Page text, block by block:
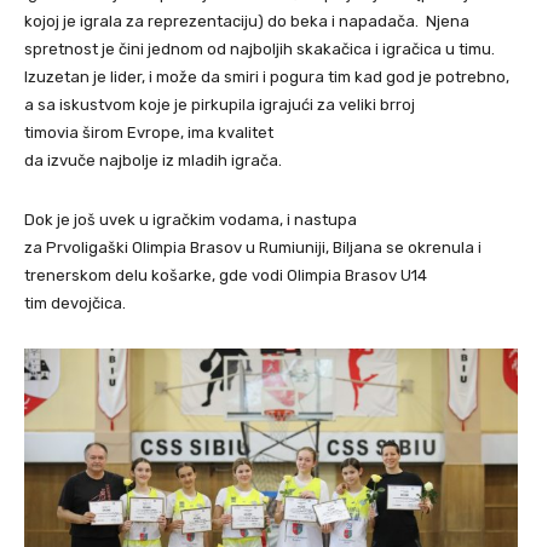
kojoj je igrala za reprezentaciju) do beka i napadača. Njena
spretnost je čini jednom od najboljih skakačica i igračica u timu.
Izuzetan je lider, i može da smiri i pogura tim kad god je potrebno,
a sa iskustvom koje je pirkupila igrajući za veliki brroj
timovia širom Evrope, ima kvalitet
da izvuče najbolje iz mladih igrača.
Dok je još uvek u igračkim vodama, i nastupa
za Prvoligaški Olimpia Brasov u Rumiuniji, Biljana se okrenula i
trenerskom delu košarke, gde vodi Olimpia Brasov U14
tim devojčica.